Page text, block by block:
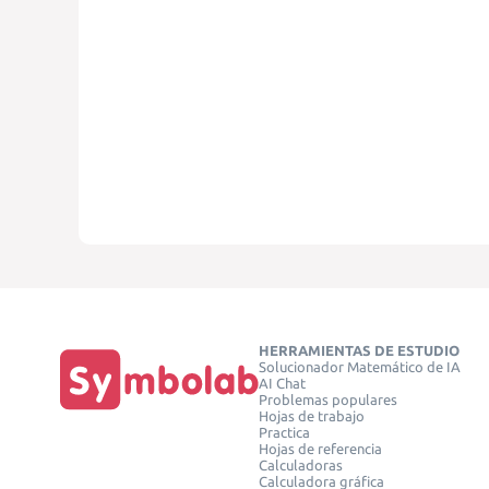
HERRAMIENTAS DE ESTUDIO
Solucionador Matemático de IA
AI Chat
Problemas populares
Hojas de trabajo
Practica
Hojas de referencia
Calculadoras
Calculadora gráfica